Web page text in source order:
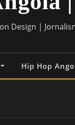
Design |
Hip Hop